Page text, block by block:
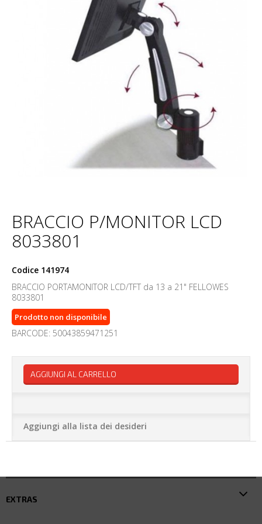
BRACCIO P/MONITOR LCD
8033801
Codice 141974
BRACCIO PORTAMONITOR LCD/TFT da 13 a 21" FELLOWES
8033801
Prodotto non disponibile
BARCODE: 50043859471251
AGGIUNGI AL CARRELLO
Aggiungi alla lista dei desideri
EXTRAS